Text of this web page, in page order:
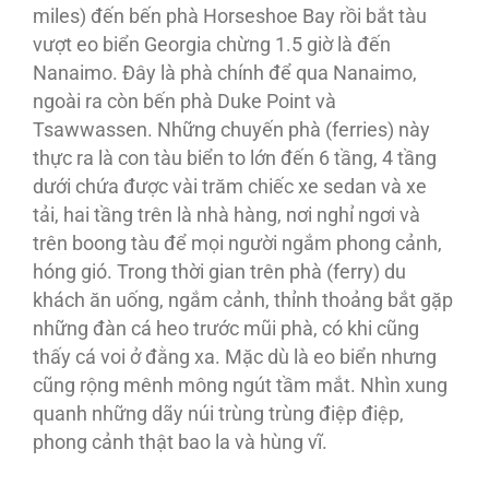
miles) đến bến phà Horseshoe Bay rồi bắt tàu
vượt eo biển Georgia chừng 1.5 giờ là đến
Nanaimo. Đây là phà chính để qua Nanaimo,
ngoài ra còn bến phà Duke Point và
Tsawwassen. Những chuyến phà (ferries) này
thực ra là con tàu biển to lớn đến 6 tầng, 4 tầng
dưới chứa được vài trăm chiếc xe sedan và xe
tải, hai tầng trên là nhà hàng, nơi nghỉ ngơi và
trên boong tàu để mọi người ngắm phong cảnh,
hóng gió. Trong thời gian trên phà (ferry) du
khách ăn uống, ngắm cảnh, thỉnh thoảng bắt gặp
những đàn cá heo trước mũi phà, có khi cũng
thấy cá voi ở đằng xa. Mặc dù là eo biển nhưng
cũng rộng mênh mông ngút tầm mắt. Nhìn xung
quanh những dãy núi trùng trùng điệp điệp,
phong cảnh thật bao la và hùng vĩ.